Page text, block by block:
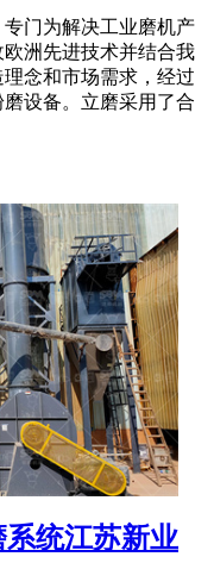
门为解决工业磨机产
洲先进技术并结合我
念和市场需求，经过
设备。立磨采用了合
统江苏新业